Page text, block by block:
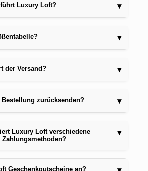
Luxury Loft? ▾
▾
der Versand? ▾
zurücksenden? ▾
Luxury Loft verschiedene
Zahlungsmethoden?
▾
Geschenkgutscheine an?